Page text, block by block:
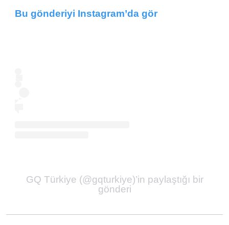
Bu gönderiyi Instagram’da gör
GQ Türkiye (@gqturkiye)’in paylaştığı bir
gönderi